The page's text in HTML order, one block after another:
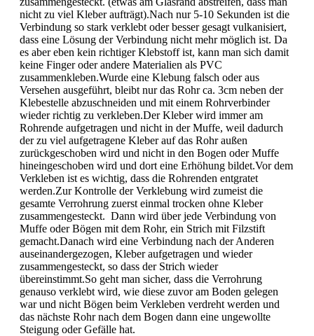
nicht zu viel Kleber aufträgt).Nach nur 5-10 Sekunden ist die
Verbindung so stark verklebt oder besser gesagt vulkanisiert,
dass eine Lösung der Verbindung nicht mehr möglich ist. Da
es aber eben kein richtiger Klebstoff ist, kann man sich damit
keine Finger oder andere Materialien als PVC
zusammenkleben.Wurde eine Klebung falsch oder aus
Versehen ausgeführt, bleibt nur das Rohr ca. 3cm neben der
Klebestelle abzuschneiden und mit einem Rohrverbinder
wieder richtig zu verkleben.Der Kleber wird immer am
Rohrende aufgetragen und nicht in der Muffe, weil dadurch
der zu viel aufgetragene Kleber auf das Rohr außen
zurückgeschoben wird und nicht in den Bogen oder Muffe
hineingeschoben wird und dort eine Erhöhung bildet.Vor dem
Verkleben ist es wichtig, dass die Rohrenden entgratet
werden.Zur Kontrolle der Verklebung wird zumeist die
gesamte Verrohrung zuerst einmal trocken ohne Kleber
zusammengesteckt. Dann wird über jede Verbindung von
Muffe oder Bögen mit dem Rohr, ein Strich mit Filzstift
gemacht.Danach wird eine Verbindung nach der Anderen
auseinandergezogen, Kleber aufgetragen und wieder
zusammengesteckt, so dass der Strich wieder
übereinstimmt.So geht man sicher, dass die Verrohrung
genauso verklebt wird, wie diese zuvor am Boden gelegen
war und nicht Bögen beim Verkleben verdreht werden und
das nächste Rohr nach dem Bogen dann eine ungewollte
Steigung oder Gefälle hat.